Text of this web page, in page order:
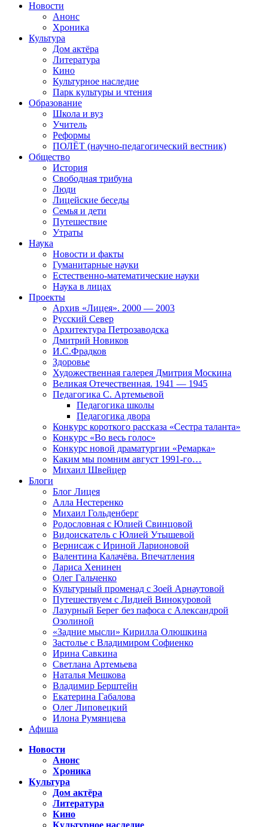
Новости
Анонс
Хроника
Культура
Дом актёра
Литература
Кино
Культурное наследие
Парк культуры и чтения
Образование
Школа и вуз
Учитель
Реформы
ПОЛЁТ (научно-педагогический вестник)
Общество
История
Свободная трибуна
Люди
Лицейские беседы
Семья и дети
Путешествие
Утраты
Наука
Новости и факты
Гуманитарные науки
Естественно-математические науки
Наука в лицах
Проекты
Архив «Лицея». 2000 — 2003
Русский Север
Архитектура Петрозаводска
Дмитрий Новиков
И.С.Фрадков
Здоровье
Художественная галерея Дмитрия Москина
Великая Отечественная. 1941 — 1945
Педагогика С. Артемьевой
Педагогика школы
Педагогика двора
Конкурс короткого рассказа «Сестра таланта»
Конкурс «Во весь голос»
Конкурс новой драматургии «Ремарка»
Каким мы помним август 1991-го…
Михаил Швейцер
Блоги
Блог Лицея
Алла Нестеренко
Михаил Гольденберг
Родословная с Юлией Свинцовой
Видоискатель с Юлией Утышевой
Вернисаж с Ириной Ларионовой
Валентина Калачёва. Впечатления
Лариса Хенинен
Олег Гальченко
Культурный променад с Зоей Арнаутовой
Путешествуем с Лидией Винокуровой
Лазурный Берег без пафоса с Александрой
Озолиной
«Задние мысли» Кирилла Олюшкина
Застолье с Владимиром Софиенко
Ирина Савкина
Светлана Артемьева
Наталья Мешкова
Владимир Берштейн
Екатерина Габалова
Олег Липовецкий
Илона Румянцева
Афиша
Новости
Анонс
Хроника
Культура
Дом актёра
Литература
Кино